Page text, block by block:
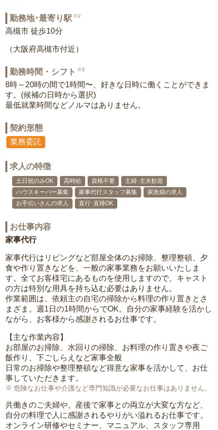
勤務地･最寄り駅 ※2
高槻市 徒歩10分
（大阪府高槻市付近）
勤務時間・シフト ※3
8時～20時の間で1時間〜、好きな日時に働くことができま
す。(候補の日時から選択)
最低就業時間などノルマはありません。
契約形態
業務委託
求人の特徴
土日祝のみOK 高時給 資格不要
主婦･主夫歓迎
ハウスキーパー募集
家事代行スタッフ募集
家政婦の求人
お手伝いさんの求人
直行･直帰OK
お仕事内容
家事代行
家事代行はリビングなど部屋全体のお掃除、整理整頓、夕
食や作り置きなどを、一般の家事業務をお願いいたしま
す。全てお客様宅にあるものを使用しますので、キャスト
の方は特別な用具を持ち込む必要はありません。
作業範囲は、依頼主の自宅の掃除から料理の作り置きとさ
まざま。週1日の1時間からでOK。自分の家事経験を活かし
ながら、お客様から感謝されるお仕事です。
【主な作業内容】
お部屋のお掃除、水回りの掃除、お料理の作り置きや夜ご
飯作り、下ごしらえなど家事全般
日常のお掃除や整理整頓など得意な家事を活かして、お仕
事していただきます。
危険なお仕事や介護など専門知識が必要なお仕事はありません。
共働きのご夫婦や、産後で家事との両立が大変な方など、
自分の料理で人に感謝されるやりがい溢れるお仕事です。
オンライン研修やセミナー、マニュアル、スタッフ専用